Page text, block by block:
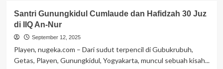
Al-
Hikam
Depok
Utus
25
Mahasiswa
Santri Gunungkidul Cumlaude dan Hafidzah 30 Juz
di IIQ An-Nur
September 12, 2025
Playen, nugeka.com – Dari sudut terpencil di Gubukrubuh,
Getas, Playen, Gunungkidul, Yogyakarta, muncul sebuah kisah...